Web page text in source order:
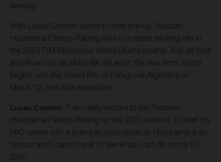
awning.
With Lucas Coenen added to their line-up, Nestaan
Husqvarna Factory Racing will run a rather exciting trio in
the 2023 FIM Motocross World Championship. Kay de Wolf
and Roan van de Moosdijk will enter the new term, which
begins with the Grand Prix of Patagonia-Argentina on
March 12, with title aspirations.
Lucas Coenen: "I am really excited to join Nestaan
Husqvarna Factory Racing for the 2023 season! To start my
MX2 career with a brand as prestigious as Husqvarna is an
honour and I cannot wait to see what I can do on my FC
250."